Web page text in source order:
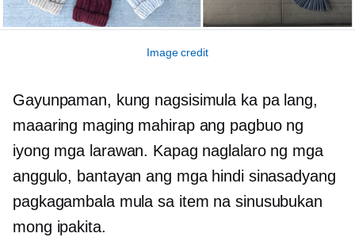
Image credit
Gayunpaman, kung nagsisimula ka pa lang,
maaaring maging mahirap ang pagbuo ng
iyong mga larawan. Kapag naglalaro ng mga
anggulo, bantayan ang mga hindi sinasadyang
pagkagambala mula sa item na sinusubukan
mong ipakita.